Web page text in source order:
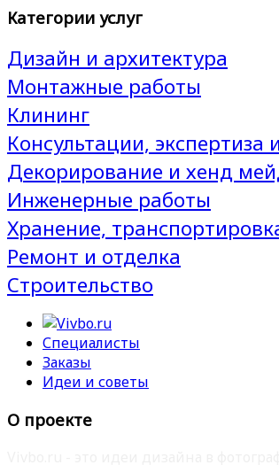
Категории услуг
Дизайн и архитектура
Монтажные работы
Клининг
Консультации, экспертиза
Декорирование и хенд
Инженерные работы
Хранение,
Ремонт и отделка
Строительство
Специалисты
Заказы
Идеи и советы
О проекте